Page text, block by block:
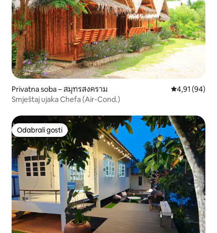
Privatna soba – สมุทรสงคราม Prosječna
4,91 (94)
Smještaj ujaka Chefa (Air-Cond.)
Odabrali gosti
Odabrali gosti